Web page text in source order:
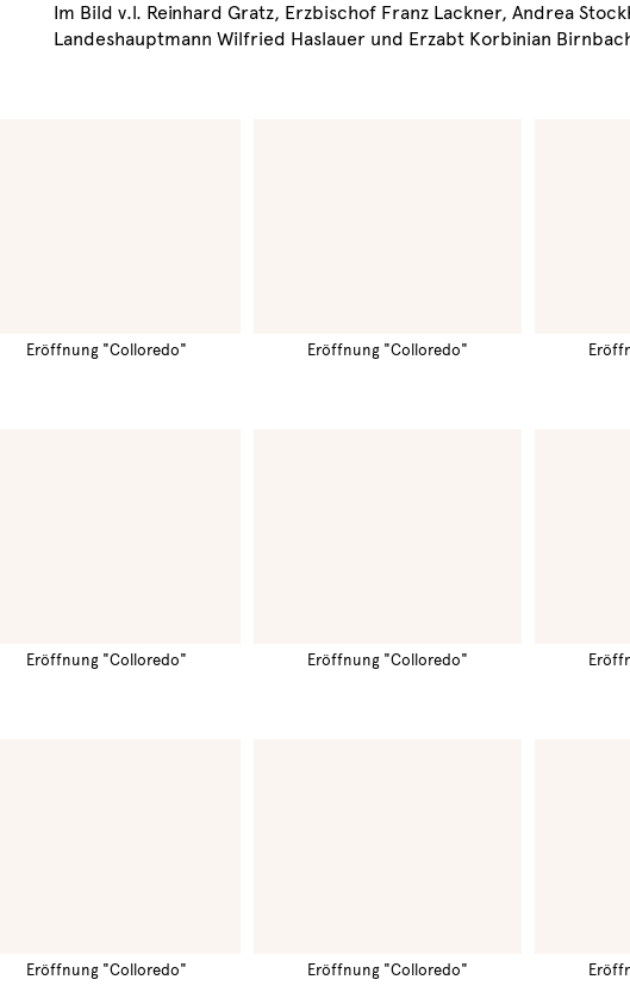
Im Bild v.l. Reinhard Gratz, Erzbischof Franz Lackner, Andrea
Landeshauptmann Wilfried Haslauer und Erzabt Korbinian
Eröffnung "Colloredo" Eröffnung "Colloredo"
Eröffnung "Colloredo" Eröffnung "Colloredo"
Eröffnung "Colloredo" Eröffnung "Colloredo"